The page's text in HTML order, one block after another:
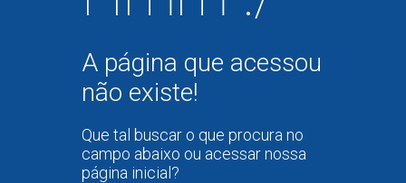
A página que acessou
não existe!
Que tal buscar o que procura no
campo abaixo ou acessar nossa
página inicial?